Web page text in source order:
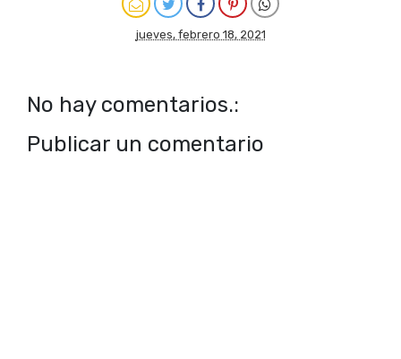
jueves, febrero 18, 2021
No hay comentarios.:
Publicar un comentario